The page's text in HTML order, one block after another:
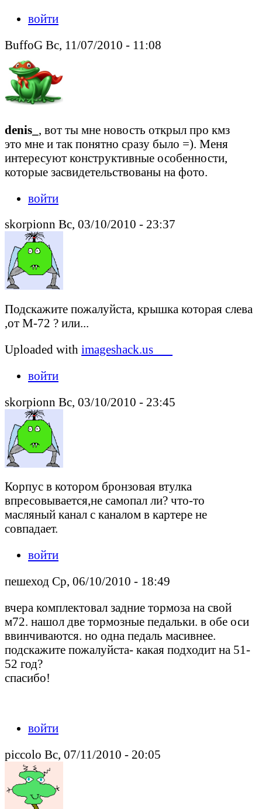
войти
BuffoG Вс, 11/07/2010 - 11:08
denis_ , вот ты мне новость открыл про кмз
это мне и так понятно сразу было =). Меня
интересуют конструктивные особенности,
которые засвидетельствованы на фото.
войти
skorpionn Вс, 03/10/2010 - 23:37
Подскажите пожалуйста, крышка которая слева
,от М-72 ? или...
Uploaded with imageshack.us___
войти
skorpionn Вс, 03/10/2010 - 23:45
Корпус в котором бронзовая втулка
впресовывается,не самопал ли? что-то
масляный канал с каналом в картере не
совпадает.
войти
пешеход Ср, 06/10/2010 - 18:49
вчера комплектовал задние тормоза на свой
м72. нашол две тормозные педальки. в обе оси
ввинчиваются. но одна педаль масивнее.
подскажите пожалуйста- какая подходит на 51-
52 год?
спасибо!
войти
piccolo Вс, 07/11/2010 - 20:05